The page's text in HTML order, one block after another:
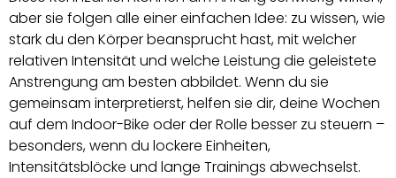
aber sie folgen alle einer einfachen Idee: zu wissen, wie
stark du den Körper beansprucht hast, mit welcher
relativen Intensität und welche Leistung die geleistete
Anstrengung am besten abbildet. Wenn du sie
gemeinsam interpretierst, helfen sie dir, deine Wochen
auf dem Indoor-Bike oder der Rolle besser zu steuern –
besonders, wenn du lockere Einheiten,
Intensitätsblöcke und lange Trainings abwechselst.